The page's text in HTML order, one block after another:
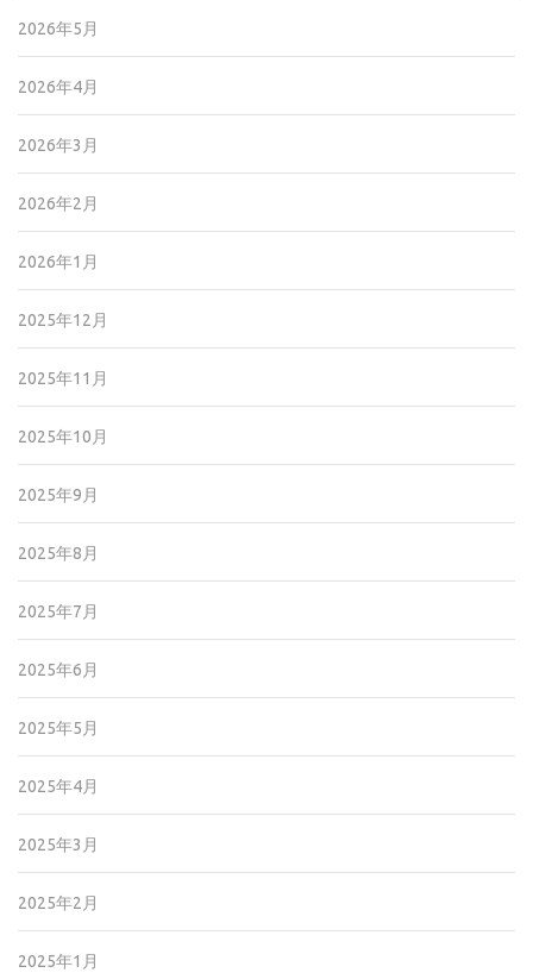
2026年5月
2026年4月
2026年3月
2026年2月
2026年1月
2025年12月
2025年11月
2025年10月
2025年9月
2025年8月
2025年7月
2025年6月
2025年5月
2025年4月
2025年3月
2025年2月
2025年1月